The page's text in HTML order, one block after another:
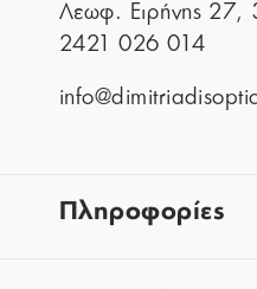
Λεωφ. Ειρήνης 27,
2421 026 014
Πληροφορίες